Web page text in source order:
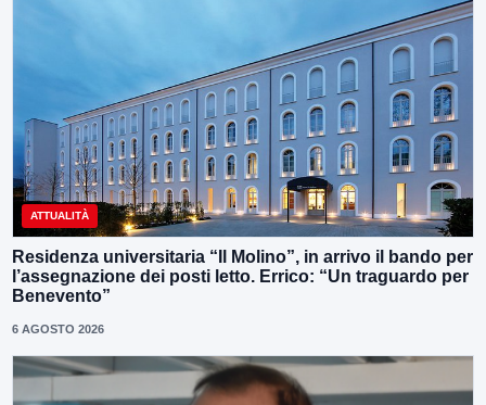
ATTUALITÀ
Residenza universitaria “Il Molino”, in arrivo il bando per
l’assegnazione dei posti letto. Errico: “Un traguardo per
Benevento”
6 AGOSTO 2026